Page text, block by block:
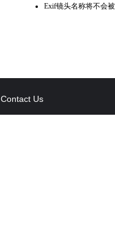
Exif镜头名称将不会
Contact Us